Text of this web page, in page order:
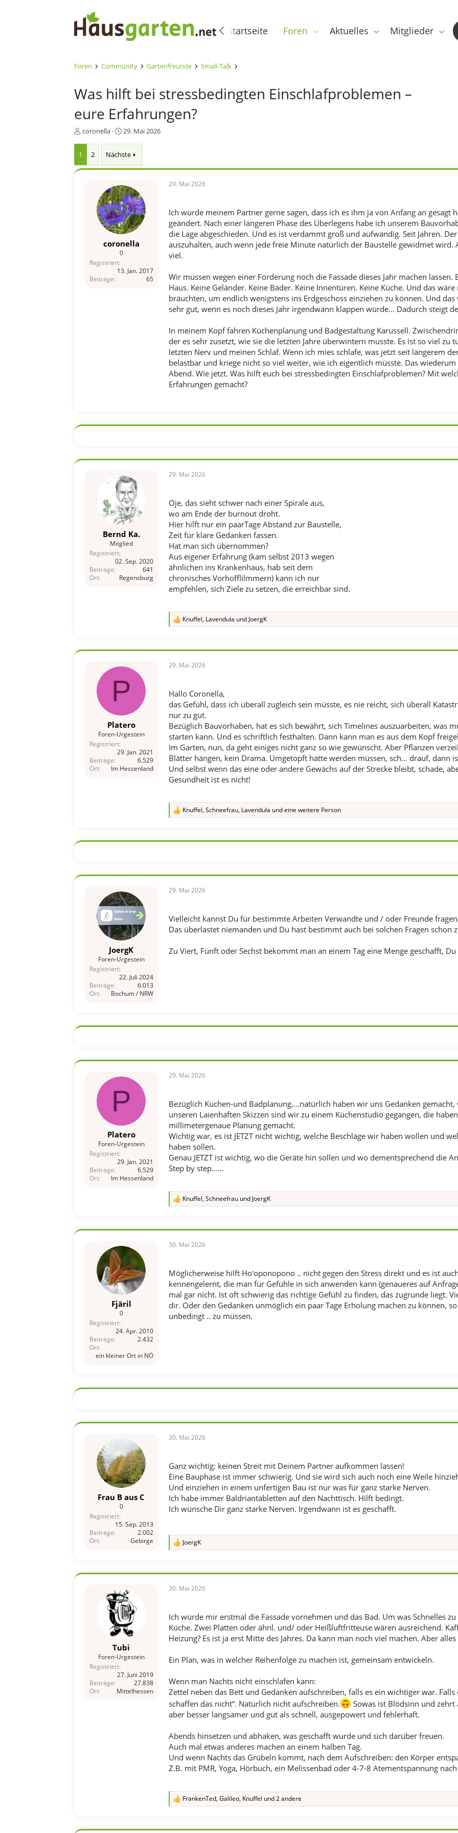
Startseite Foren Aktuelles Mitglieder
Foren Community Gartenfreunde Small-Talk
Was hilft bei stressbedingten Einschlafproblemen –
eure Erfahrungen?
E
e
coronella
E
t
e
l
t
a
m
29. Mai 2026
1 2 Nächste
coronella
0
Registriert
13. Jan. 2017
Beiträge
65
29. Mai 2026
Ich würde meinem Partner gerne sagen, dass ich es ihm ja von Anfang an gesagt
geändert. Nach einer längeren Phase des Überlegens habe ich unserem
die Lage abgeschieden. Und es ist verdammt groß und aufwändig. Seit Jahren.
auszuhalten, auch wenn jede freie Minute natürlich der Baustelle gewidmet wird.
viel.
Wir müssen wegen einer Förderung noch die Fassade dieses Jahr machen
Haus. Keine Geländer. Keine Bäder. Keine Innentüren. Keine Küche. Und das
bräuchten, um endlich wenigstens ins Erdgeschoss einziehen zu können. Und
sehr gut, wenn es noch dieses Jahr irgendwann klappen würde... Dadurch steigt
In meinem Kopf fahren Küchenplanung und Badgestaltung Karussell.
der es sehr zusetzt, wie sie die letzten Jahre überwintern musste. Es ist so viel zu
letzten Nerv und meinen Schlaf. Wenn ich mies schlafe, was jetzt seit längerem
belastbar und kriege nicht so viel weiter, wie ich eigentlich müsste. Das
Abend. Wie jetzt. Was hilft euch bei stressbedingten Einschlafproblemen? Mit
Erfahrungen gemacht?
Bernd Ka.
Mitglied
Registriert
02. Sep. 2020
Beiträge
641
Ort
Regensburg
29. Mai 2026
Oje, das sieht schwer nach einer Spirale aus,
wo am Ende der burnout droht.
Hier hilft nur ein paarTage Abstand zur Baustelle,
Zeit für klare Gedanken fassen.
Hat man sich übernommen?
Aus eigener Erfahrung (kam selbst 2013 wegen
ähnlichen ins Krankenhaus, hab seit dem
chronisches Vorhofflilmmern) kann ich nur
empfehlen, sich Ziele zu setzen, die erreichbar sind.
R
i
n
:
Knuffel, Lavendula und JoergK
P
Platero
Foren-Urgestein
Registriert
29. Jan. 2021
Beiträge
6.529
Ort
Im Hessenland
29. Mai 2026
Hallo Coronella,
das Gefühl, dass ich überall zugleich sein müsste, es nie reicht, sich überall
nur zu gut.
Bezüglich Bauvorhaben, hat es sich bewährt, sich Timelines auszuarbeiten, was
starten kann. Und es schriftlich festhalten. Dann kann man es aus dem Kopf
Im Garten, nun, da geht einiges nicht ganz so wie gewünscht. Aber Pflanzen
Blätter hängen, kein Drama. Umgetopft hätte werden müssen, sch… drauf, dann
Und selbst wenn das eine oder andere Gewächs auf der Strecke bleibt, schade,
Gesundheit ist es nicht!
R
e
n
:
Knuffel, Schneefrau, Lavendula und eine weitere Person
JoergK
Foren-Urgestein
Registriert
22. Juli 2024
Beiträge
6.013
Ort
Bochum / NRW
29. Mai 2026
Vielleicht kannst Du für bestimmte Arbeiten Verwandte und / oder Freunde
Das überlastet niemanden und Du hast bestimmt auch bei solchen Fragen schon
Zu Viert, Fünft oder Sechst bekommt man an einem Tag eine Menge geschafft,
P
Platero
Foren-Urgestein
Registriert
29. Jan. 2021
Beiträge
6.529
Ort
Im Hessenland
29. Mai 2026
Bezüglich Küchen-und Badplanung….natürlich haben wir uns Gedanken
unseren Laienhaften Skizzen sind wir zu einem Küchenstudio gegangen, die
millimetergenaue Planung gemacht.
Wichtig war, es ist JETZT nicht wichtig, welche Beschläge wir haben wollen und
haben sollen.
Genau JETZT ist wichtig, wo die Geräte hin sollen und wo dementsprechend die
Step by step……
R
i
n
:
Knuffel, Schneefrauund JoergK
Fjäril
0
Registriert
24. Apr. 2010
Beiträge
2.432
Ort
ein kleiner Ort in NÖ
30. Mai 2026
Möglicherweise hilft Hoʻoponopono .. nicht gegen den Stress direkt und es ist
kennengelernt, die man für Gefühle in sich anwenden kann (genaueres auf
mal gar nicht. Ist oft schwierig das richtige Gefühl zu finden, das zugrunde liegt.
dir. Oder den Gedanken unmöglich ein paar Tage Erholung machen zu können,
unbedingt .. zu müssen.
Frau B aus C
0
Registriert
15. Sep. 2013
Beiträge
2.002
Ort
Gebirge
30. Mai 2026
Ganz wichtig: keinen Streit mit Deinem Partner aufkommen lassen!
Eine Bauphase ist immer schwierig. Und sie wird sich auch noch eine Weile
Und einziehen in einem unfertigen Bau ist nur was für ganz starke Nerven.
Ich habe immer Baldriantabletten auf den Nachttisch. Hilft bedingt.
Ich wünsche Dir ganz starke Nerven. Irgendwann ist es geschafft.
R
i
n
:
JoergK
Tubi
Foren-Urgestein
Registriert
27. Juni 2019
Beiträge
27.838
Ort
Mittelhessen
30. Mai 2026
Ich würde mir erstmal die Fassade vornehmen und das Bad. Um was Schnelles
Küche. Zwei Platten oder ähnl. und/ oder Heißluftfritteuse wären ausreichend.
Heizung? Es ist ja erst Mitte des Jahres. Da kann man noch viel machen. Aber
Ein Plan, was in welcher Reihenfolge zu machen ist, gemeinsam entwickeln.
Wenn man Nachts nicht einschlafen kann:
Zettel neben das Bett und Gedanken aufschreiben, falls es ein wichtiger war.
schaffen das nicht“. Natürlich nicht aufschreiben.
Sowas ist Blödsinn und zehrt
aber besser langsamer und gut als schnell, ausgepowert und fehlerhaft.
Abends hinsetzen und abhaken, was geschafft wurde und sich darüber freuen.
Auch mal etwas anderes machen an einem halben Tag.
Und wenn Nachts das Grübeln kommt, nach dem Aufschreiben: den Körper
Z.B. mit PMR, Yoga, Hörbuch, ein Melissenbad oder 4-7-8 Atementspannung
R
FrankenTed, Galileo, Knuffel und 2 andere